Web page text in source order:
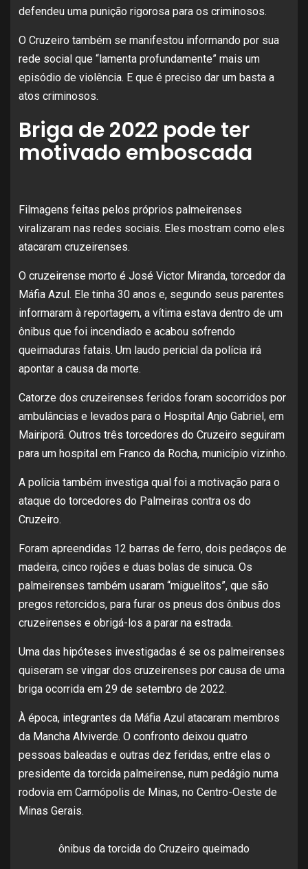
defendeu uma punição rigorosa para os criminosos.
O Cruzeiro também se manifestou informando por sua
rede social que “lamenta profundamente” mais um
episódio de violência. E que é preciso dar um basta a
atos criminosos.
Briga de 2022 pode ter
motivado emboscada
Filmagens feitas pelos próprios palmeirenses
viralizaram nas redes sociais. Eles mostram como eles
atacaram cruzeirenses.
O cruzeirense morto é José Victor Miranda, torcedor da
Máfia Azul. Ele tinha 30 anos e, segundo seus parentes
informaram à reportagem, a vítima estava dentro de um
ônibus que foi incendiado e acabou sofrendo
queimaduras fatais. Um laudo pericial da polícia irá
apontar a causa da morte.
Catorze dos cruzeirenses feridos foram socorridos por
ambulâncias e levados para o Hospital Anjo Gabriel, em
Mairiporã. Outros três torcedores do Cruzeiro seguiram
para um hospital em Franco da Rocha, município vizinho.
A polícia também investiga qual foi a motivação para o
ataque do torcedores do Palmeiras contra os do
Cruzeiro.
Foram apreendidas 12 barras de ferro, dois pedaços de
madeira, cinco rojões e duas bolas de sinuca. Os
palmeirenses também usaram “miguelitos”, que são
pregos retorcidos, para furar os pneus dos ônibus dos
cruzeirenses e obrigá-los a parar na estrada.
Uma das hipóteses investigadas é se os palmeirenses
quiseram se vingar dos cruzeirenses por causa de uma
briga ocorrida em 29 de setembro de 2022.
À época, integrantes da Máfia Azul atacaram membros
da Mancha Alviverde. O confronto deixou quatro
pessoas baleadas e outras dez feridas, entre elas o
presidente da torcida palmeirense, num pedágio numa
rodovia em Carmópolis de Minas, no Centro-Oeste de
Minas Gerais.
ônibus da torcida do Cruzeiro queimado